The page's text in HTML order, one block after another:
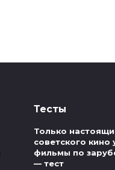
Тесты
Только
советского кино
фильмы по
— тест